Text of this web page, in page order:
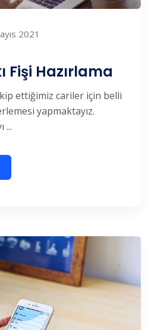
2021
Fişi Hazırlama
ettiğimiz cariler için belli
yapmaktayız.
...